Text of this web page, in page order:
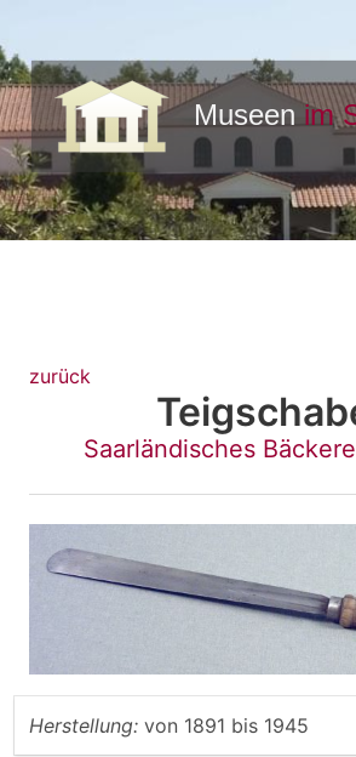
zurück
Saarländisches
Herstellung: von 1891 bis 1945